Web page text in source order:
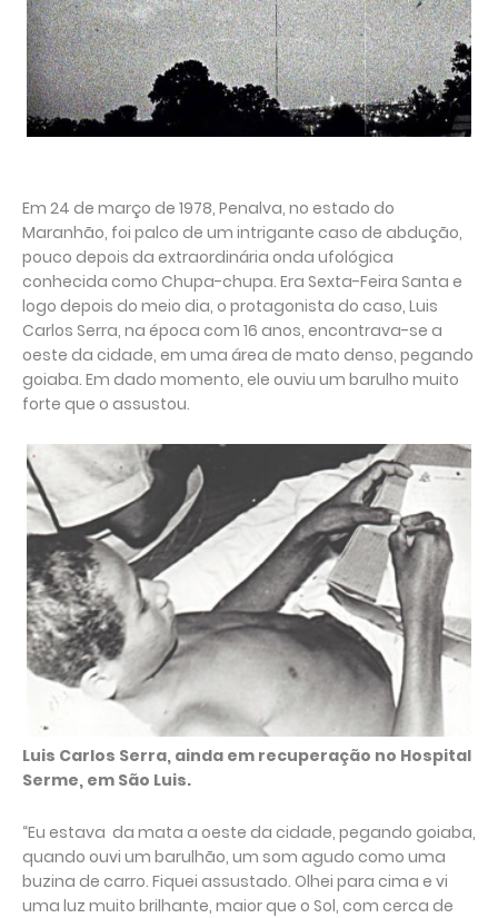
Em 24 de março de 1978, Penalva, no estado do
Maranhão, foi palco de um intrigante caso de abdução,
pouco depois da extraordinária onda ufológica
conhecida como Chupa-chupa. Era Sexta-Feira Santa e
logo depois do meio dia, o protagonista do caso, Luis
Carlos Serra, na época com 16 anos, encontrava-se a
oeste da cidade, em uma área de mato denso, pegando
goiaba. Em dado momento, ele ouviu um barulho muito
forte que o assustou.
Luis Carlos Serra, ainda em recuperação no Hospital
Serme, em São Luis.
“Eu estava da mata a oeste da cidade, pegando goiaba,
quando ouvi um barulhão, um som agudo como uma
buzina de carro. Fiquei assustado. Olhei para cima e vi
uma luz muito brilhante, maior que o Sol, com cerca de